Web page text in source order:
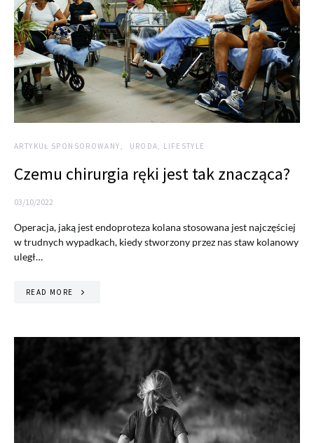
ARTYKUŁ SPONSOROWANY URODA, LIFESTYLE
Czemu chirurgia ręki jest tak znacząca?
03/10/2022
Operacja, jaką jest endoproteza kolana stosowana jest najczęściej
w trudnych wypadkach, kiedy stworzony przez nas staw kolanowy
uległ…
READ MORE